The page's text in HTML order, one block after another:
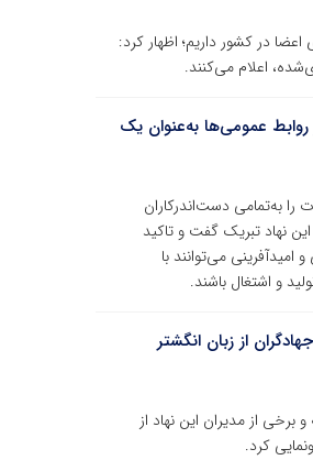
بیان این‌که در حال حاضر ۶۸ واحد فراهم‌آوری اعضا در کشور داریم؛ اظهار کرد:
عمومی‌ها به‌عنوان یک
به‌تمامی دست‌اندرکاران
نهاد تبریک گفت و تاکید
می‌توانند با
و اشتغال باشند.
از زبان انگشتر
از مدیران این نهاد از
کرد.